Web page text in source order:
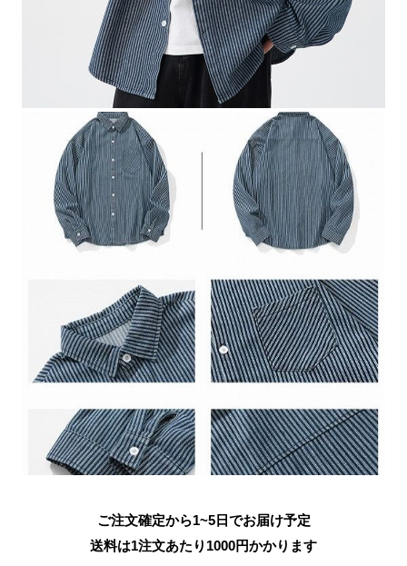
ご注文確定から1~5日でお届け予定
送料は1注文あたり 1000円かかります